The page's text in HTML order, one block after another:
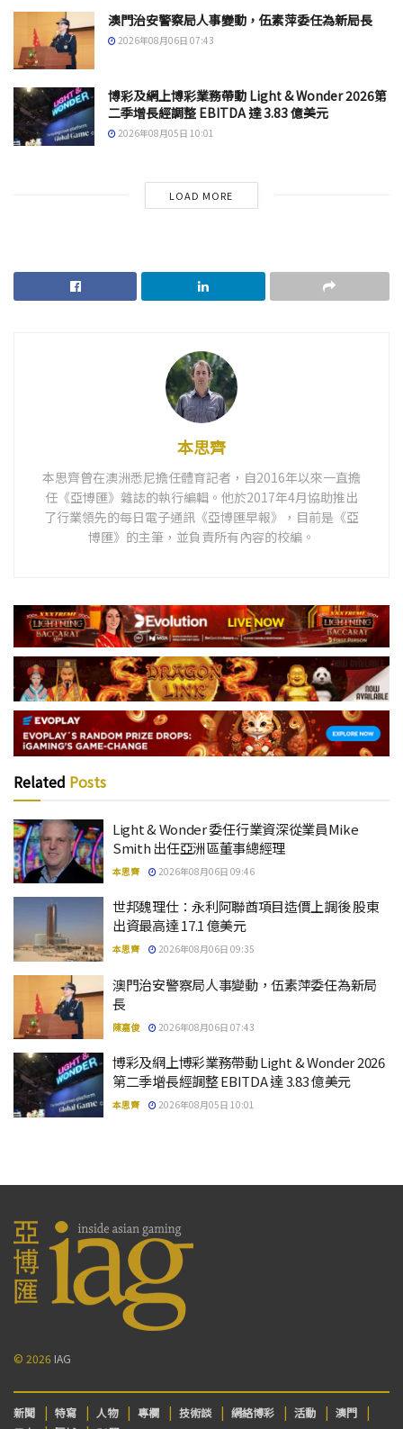
澳門治安警察局人事變動，伍素萍委任為新局長
2026年08月06日 07:43
博彩及網上博彩業務帶動 Light & Wonder 2026第
二季增長經調整 EBITDA 達 3.83 億美元
2026年08月05日 10:01
LOAD MORE
本思齊
本思齊曾在澳洲悉尼擔任體育記者，自2016年以來一直擔
任《亞博匯》雜誌的執行編輯。他於2017年4月協助推出
了行業領先的每日電子通訊《亞博匯早報》，目前是《亞
博匯》的主筆，並負責所有內容的校編。
Related Posts
Light & Wonder 委任行業資深從業員Mike
Smith 出任亞洲區董事總經理
本思齊 2026年08月06日 09:46
世邦魏理仕：永利阿聯酋項目造價上調後 股東
出資最高達 17.1 億美元
本思齊 2026年08月06日 09:35
澳門治安警察局人事變動，伍素萍委任為新局
長
陳嘉俊 2026年08月06日 07:43
博彩及網上博彩業務帶動 Light & Wonder 2026
第二季增長經調整 EBITDA 達 3.83 億美元
本思齊 2026年08月05日 10:01
© 2026 IAG
新聞 特寫 人物 專欄 技術談 網絡博彩 活動
澳門